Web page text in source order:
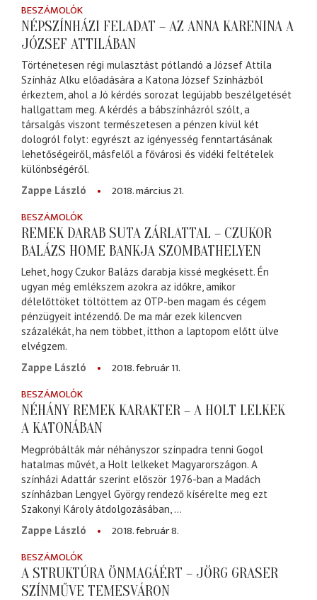
BESZÁMOLÓK
NÉPSZÍNHÁZI FELADAT – AZ ANNA KARENINA A
JÓZSEF ATTILÁBAN
Történetesen régi mulasztást pótlandó a József Attila
Színház Alku előadására a Katona József Színházból
érkeztem, ahol a Jó kérdés sorozat legújabb beszélgetését
hallgattam meg. A kérdés a bábszínházról szólt, a
társalgás viszont természetesen a pénzen kívül két
dologról folyt: egyrészt az igényesség fenntartásának
lehetőségeiről, másfelől a fővárosi és vidéki feltételek
különbségéről.
Zappe László
2018. március 21.
BESZÁMOLÓK
REMEK DARAB SUTA ZÁRLATTAL – CZUKOR
BALÁZS HOME BANKJA SZOMBATHELYEN
Lehet, hogy Czukor Balázs darabja kissé megkésett. Én
ugyan még emlékszem azokra az időkre, amikor
délelőttöket töltöttem az OTP-ben magam és cégem
pénzügyeit intézendő. De ma már ezek kilencven
százalékát, ha nem többet, itthon a laptopom előtt ülve
elvégzem.
Zappe László
2018. február 11.
BESZÁMOLÓK
NÉHÁNY REMEK KARAKTER – A HOLT LELKEK
A KATONÁBAN
Megpróbálták már néhányszor színpadra tenni Gogol
hatalmas művét, a Holt lelkeket Magyarországon. A
színházi Adattár szerint először 1976-ban a Madách
színházban Lengyel György rendező kísérelte meg ezt
Szakonyi Károly átdolgozásában, ...
Zappe László
2018. február 8.
BESZÁMOLÓK
A STRUKTÚRA ÖNMAGÁÉRT – JÖRG GRASER
SZÍNMŰVE TEMESVÁRON